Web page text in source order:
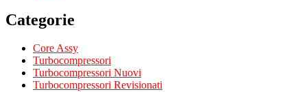
Categorie
Core Assy
Turbocompressori
Turbocompressori Nuovi
Turbocompressori Revisionati